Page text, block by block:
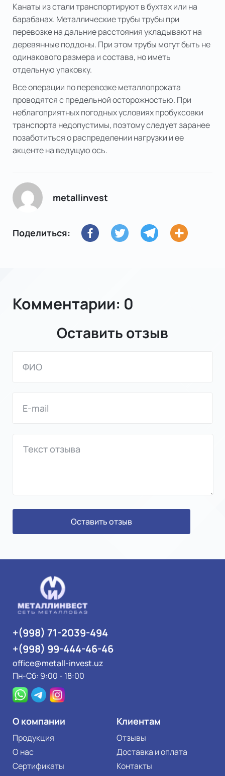
Канаты из стали транспортируют в бухтах или на
барабанах. Металлические трубытрубы при
перевозке на дальние расстояния укладывают на
деревянные поддоны. При этом трубы могут быть не
одинакового размера и состава, но иметь
отдельную упаковку.
Все операции по перевозке металлопроката
проводятся с предельной осторожностью. При
неблагоприятных погодных условиях пробуксовки
транспорта недопустимы, поэтому следует заранее
позаботиться о распределении нагрузки и ее
акценте на ведущую ось.
metallinvest
Поделиться:
Комментарии: 0
Оставить отзыв
Оставить отзыв
О компании
Продукция
О нас
Сертификаты
Клиентам
Отзывы
Доставка и оплата
Контакты
+(998) 71-2039-494
+(998) 99-444-46-46
office@metall-invest.uz
Пн-Сб: 9:00 - 18:00